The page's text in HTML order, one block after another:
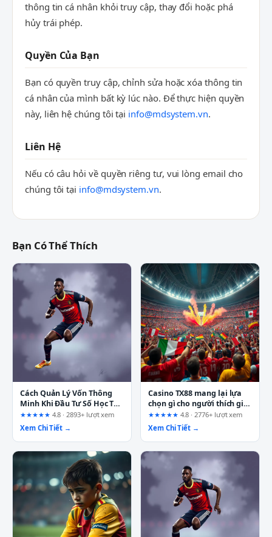
thông tin cá nhân khỏi truy cập, thay đổi hoặc phá
hủy trái phép.
Quyền Của Bạn
Bạn có quyền truy cập, chỉnh sửa hoặc xóa thông tin
cá nhân của mình bất kỳ lúc nào. Để thực hiện quyền
này, liên hệ chúng tôi tại info@mdsystem.vn.
Liên Hệ
Nếu có câu hỏi về quyền riêng tư, vui lòng email cho
chúng tôi tại info@mdsystem.vn.
Bạn Có Thể Thích
Cách Quản Lý Vốn Thông
Minh Khi Đầu Tư Số Học Tại
Sxj.uk.com
★★★★★ 4.8 · 2893+ lượt xem
Xem Chi Tiết →
Casino TX88 mang lại lựa
chọn gì cho người thích giải
trí ngắn trong ngày?
★★★★★ 4.8 · 2776+ lượt xem
Xem Chi Tiết →